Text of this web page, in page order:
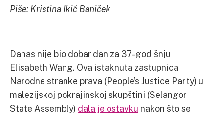
Piše: Kristina Ikić Baniček
Danas nije bio dobar dan za 37-godišnju
Elisabeth Wang. Ova istaknuta zastupnica
Narodne stranke prava (People’s Justice Party) u
malezijskoj pokrajinskoj skupštini (Selangor
State Assembly) dala je ostavku nakon što se